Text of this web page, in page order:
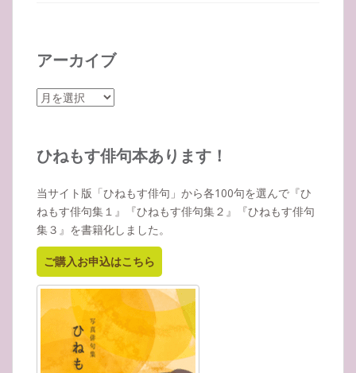
アーカイブ
ア
イ
ひねもす俳句本あります！
当サイト版「ひねもす俳句」から各100句を選んで『ひ
ねもす俳句集１』『ひねもす俳句集２』『ひねもす俳句
集３』を書籍化しました。
ご購入お申込はこちら